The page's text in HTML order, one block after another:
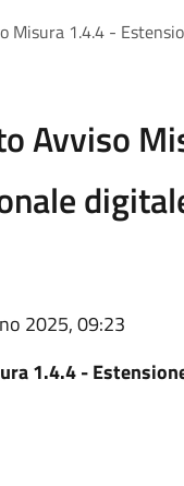
Misura 1.4.4 -
Avviso
2025, 09:23
1.4.4 -